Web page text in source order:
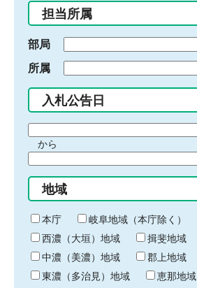
入
力
担当所属
部局
所属
入札公告日
間
始
り
から
間
終
わ
り
地域
本庁
岐阜地域（本庁除く）
西濃（大垣）地域
揖斐地域
中濃（美濃）地域
郡上地域
東濃（多治見）地域
恵那地域